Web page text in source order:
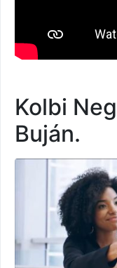
Kolbi
Buján.